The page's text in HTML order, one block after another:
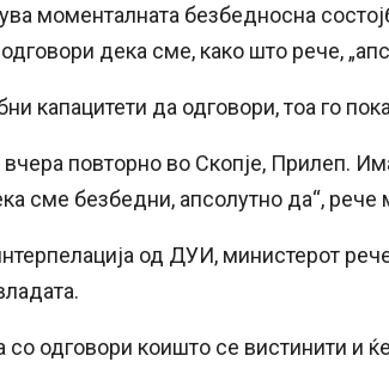
моменталната безбедносна
дека сме, како што рече,
капацитети да одговори, тоа го
повторно во Скопје, Прилеп.
сме безбедни, апсолутно да“, рече
од ДУИ, министерот
со одговори коишто се вистинити и